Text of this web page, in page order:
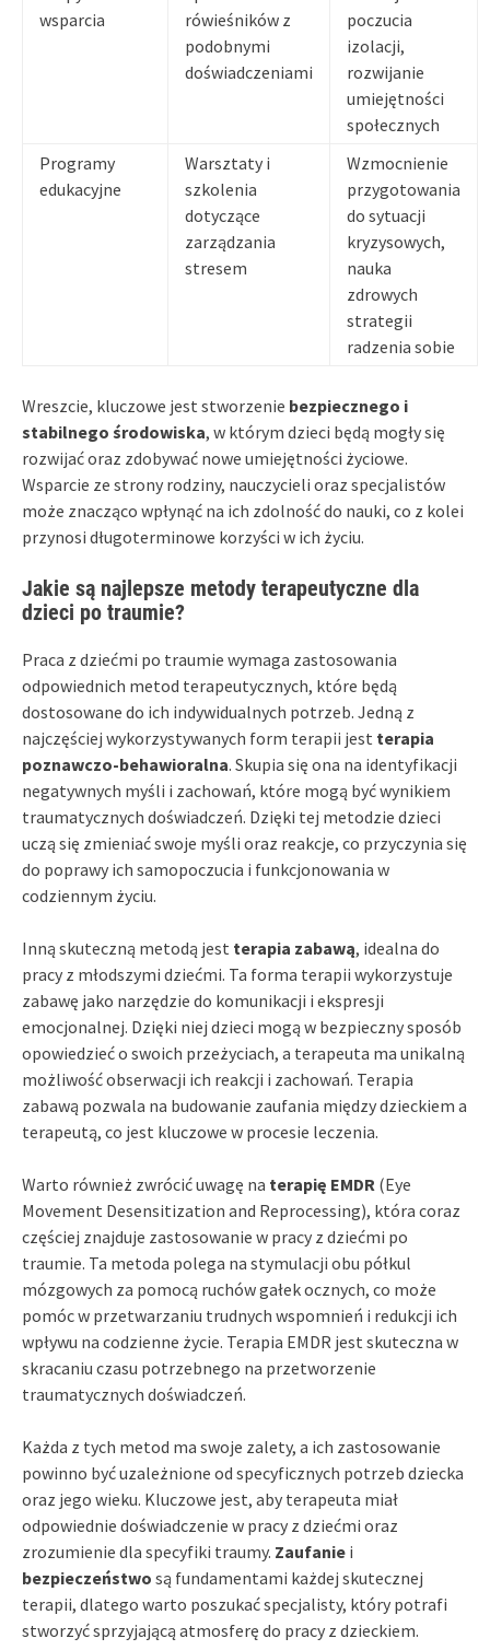
wsparcia
rówieśników z
podobnymi
doświadczeniami
poczucia
izolacji,
rozwijanie
umiejętności
społecznych
Programy
edukacyjne
Warsztaty i
szkolenia
dotyczące
zarządzania
stresem
Wzmocnienie
przygotowania
do sytuacji
kryzysowych,
nauka
zdrowych
strategii
radzenia sobie
Wreszcie, kluczowe jest stworzenie bezpiecznego i
stabilnego środowiska, w którym dzieci będą mogły się
rozwijać oraz zdobywać nowe umiejętności życiowe.
Wsparcie ze strony rodziny, nauczycieli oraz specjalistów
może znacząco wpłynąć na ich zdolność do nauki, co z kolei
przynosi długoterminowe korzyści w ich życiu.
Jakie są najlepsze metody terapeutyczne dla
dzieci po traumie?
Praca z dziećmi po traumie wymaga zastosowania
odpowiednich metod terapeutycznych, które będą
dostosowane do ich indywidualnych potrzeb. Jedną z
najczęściej wykorzystywanych form terapii jest terapia
poznawczo-behawioralna. Skupia się ona na identyfikacji
negatywnych myśli i zachowań, które mogą być wynikiem
traumatycznych doświadczeń. Dzięki tej metodzie dzieci
uczą się zmieniać swoje myśli oraz reakcje, co przyczynia się
do poprawy ich samopoczucia i funkcjonowania w
codziennym życiu.
Inną skuteczną metodą jest terapia zabawą, idealna do
pracy z młodszymi dziećmi. Ta forma terapii wykorzystuje
zabawę jako narzędzie do komunikacji i ekspresji
emocjonalnej. Dzięki niej dzieci mogą w bezpieczny sposób
opowiedzieć o swoich przeżyciach, a terapeuta ma unikalną
możliwość obserwacji ich reakcji i zachowań. Terapia
zabawą pozwala na budowanie zaufania między dzieckiem a
terapeutą, co jest kluczowe w procesie leczenia.
Warto również zwrócić uwagę na terapię EMDR (Eye
Movement Desensitization and Reprocessing), która coraz
częściej znajduje zastosowanie w pracy z dziećmi po
traumie. Ta metoda polega na stymulacji obu półkul
mózgowych za pomocą ruchów gałek ocznych, co może
pomóc w przetwarzaniu trudnych wspomnień i redukcji ich
wpływu na codzienne życie. Terapia EMDR jest skuteczna w
skracaniu czasu potrzebnego na przetworzenie
traumatycznych doświadczeń.
Każda z tych metod ma swoje zalety, a ich zastosowanie
powinno być uzależnione od specyficznych potrzeb dziecka
oraz jego wieku. Kluczowe jest, aby terapeuta miał
odpowiednie doświadczenie w pracy z dziećmi oraz
zrozumienie dla specyfiki traumy. Zaufanie i
bezpieczeństwo są fundamentami każdej skutecznej
terapii, dlatego warto poszukać specjalisty, który potrafi
stworzyć sprzyjającą atmosferę do pracy z dzieckiem.